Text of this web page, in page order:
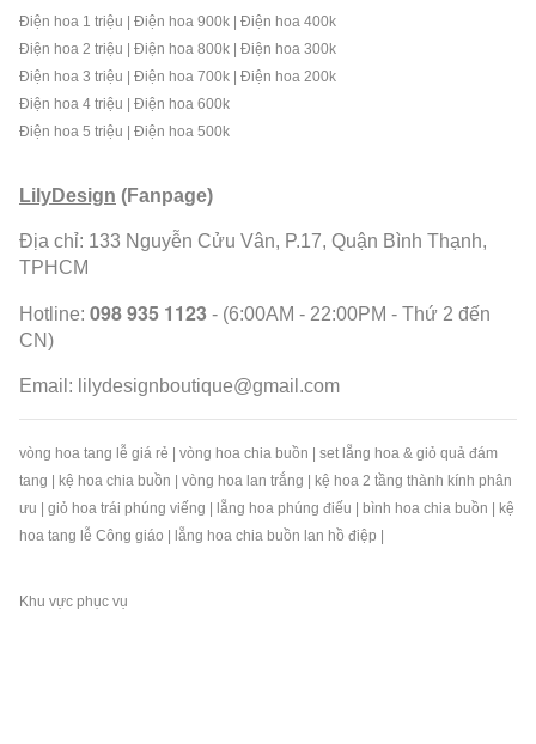
Điện hoa 1 triệu Điện hoa 900k
Điện hoa 400k
Điện hoa 2 triệu
Điện hoa 800k
Điện hoa 300k
Điện hoa 3 triệu
Điện hoa 700k
Điện hoa 200k
Điện hoa 4 triệu
Điện hoa 600k
Điện hoa 5 triệu
Điện hoa 500k
LilyDesign (Fanpage)
Địa chỉ: 133 Nguyễn Cửu Vân, P.17, Quận Bình Thạnh,
TPHCM
Hotline: 098 935 1123 - (6:00AM - 22:00PM - Thứ 2 đến
CN)
Email: lilydesignboutique@gmail.com
vòng hoa tang lễ giá rẻ vòng hoa chia buồn
set lẵng hoa & giỏ quả đám
tang
kệ hoa chia buồn vòng hoa lan trắng
kệ hoa 2 tầng thành kính phân
ưu
giỏ hoa trái phúng viếng lẵng hoa phúng điếu bình hoa chia buồn
kệ
hoa tang lễ Công giáo
lẵng hoa chia buồn lan hồ điệp
Khu vực phục vụ